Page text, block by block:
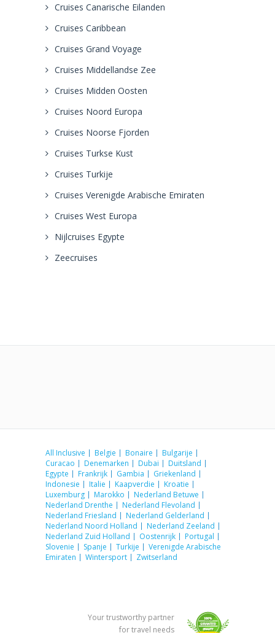
Cruises Canarische Eilanden
Cruises Caribbean
Cruises Grand Voyage
Cruises Middellandse Zee
Cruises Midden Oosten
Cruises Noord Europa
Cruises Noorse Fjorden
Cruises Turkse Kust
Cruises Turkije
Cruises Verenigde Arabische Emiraten
Cruises West Europa
Nijlcruises Egypte
Zeecruises
All Inclusive Belgie Bonaire
Bulgarije
Curacao
Denemarken Dubai
Duitsland
Egypte
Frankrijk Gambia
Griekenland
Indonesie
Italie Kaapverdie
Kroatie
Luxemburg
Marokko
Nederland Betuwe
Nederland Drenthe
Nederland Flevoland
Nederland Friesland
Nederland Gelderland
Nederland Noord Holland
Nederland Zeeland
Nederland Zuid Holland
Oostenrijk
Portugal
Slovenie
Spanje Turkije
Verenigde Arabische
Emiraten
Wintersport Zwitserland
Your trustworthy partner
for travel needs